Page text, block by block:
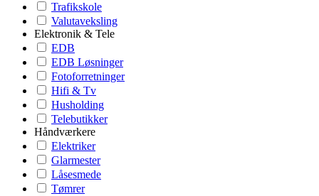
Trafikskole
Valutaveksling
Elektronik & Tele
EDB
EDB Løsninger
Fotoforretninger
Hifi & Tv
Husholding
Telebutikker
Håndværkere
Elektriker
Glarmester
Låsesmede
Tømrer